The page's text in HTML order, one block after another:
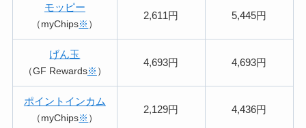
モッピー
（myChips※ ）
2,611円 5,445円
げん玉
（GF Rewards※ ）
4,693円 4,693円
ポイントインカム
（myChips※ ）
2,129円 4,436円